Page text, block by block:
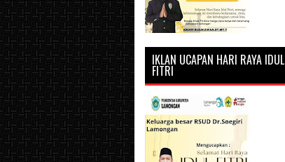
IKLAN UCAPAN HARI RAYA IDUL
FITRI